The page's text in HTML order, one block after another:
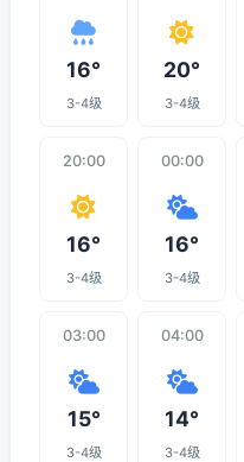
16°
3-4级
20°
3-4级
20:00
16°
3-4级
00:00
16°
3-4级
03:00
15°
3-4级
04:00
14°
3-4级